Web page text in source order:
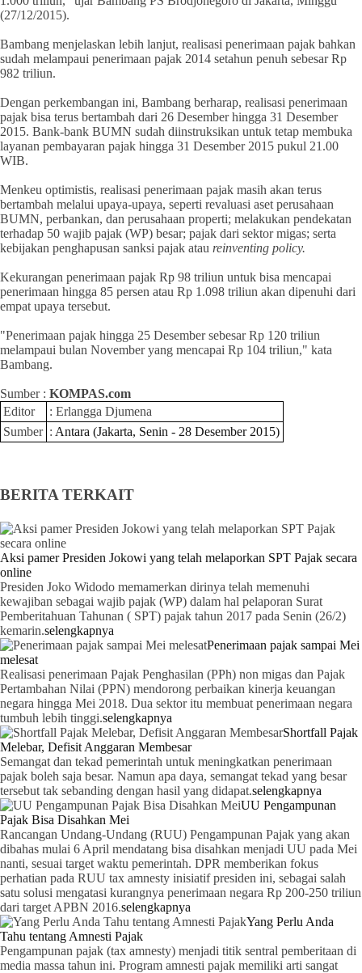
(27/12/2015).
Bambang menjelaskan lebih lanjut, realisasi penerimaan pajak bahkan
sudah melampaui penerimaan pajak 2014 setahun penuh sebesar Rp
982 triliun.
Dengan perkembangan ini, Bambang berharap, realisasi penerimaan
pajak bisa terus bertambah dari 26 Desember hingga 31 Desember
2015. Bank-bank BUMN sudah diinstruksikan untuk tetap membuka
layanan pembayaran pajak hingga 31 Desember 2015 pukul 21.00
WIB.
Menkeu optimistis, realisasi penerimaan pajak masih akan terus
bertambah melalui upaya-upaya, seperti revaluasi aset perusahaan
BUMN, perbankan, dan perusahaan properti; melakukan pendekatan
terhadap 50 wajib pajak (WP) besar; pajak dari sektor migas; serta
kebijakan penghapusan sanksi pajak atau reinventing policy.
Kekurangan penerimaan pajak Rp 98 triliun untuk bisa mencapai
penerimaan hingga 85 persen atau Rp 1.098 triliun akan dipenuhi dari
empat upaya tersebut.
"Penerimaan pajak hingga 25 Desember sebesar Rp 120 triliun
melampaui bulan November yang mencapai Rp 104 triliun," kata
Bambang.
Sumber : KOMPAS.com
Editor
: Erlangga Djumena
Sumber : Antara (Jakarta, Senin - 28 Desember 2015)
BERITA TERKAIT
Aksi pamer Presiden Jokowi yang telah melaporkan SPT Pajak secara
online
Presiden Joko Widodo memamerkan dirinya telah memenuhi
kewajiban sebagai wajib pajak (WP) dalam hal pelaporan Surat
Pemberitahuan Tahunan ( SPT) pajak tahun 2017 pada Senin (26/2)
kemarin.selengkapnya
Penerimaan pajak sampai Mei
melesat
Realisasi penerimaan Pajak Penghasilan (PPh) non migas dan Pajak
Pertambahan Nilai (PPN) mendorong perbaikan kinerja keuangan
negara hingga Mei 2018. Dua sektor itu membuat penerimaan negara
tumbuh lebih tinggi.selengkapnya
Shortfall Pajak
Melebar, Defisit Anggaran Membesar
Semangat dan tekad pemerintah untuk meningkatkan penerimaan
pajak boleh saja besar. Namun apa daya, semangat tekad yang besar
tersebut tak sebanding dengan hasil yang didapat.selengkapnya
UU Pengampunan
Pajak Bisa Disahkan Mei
Rancangan Undang-Undang (RUU) Pengampunan Pajak yang akan
dibahas mulai 6 April mendatang bisa disahkan menjadi UU pada Mei
nanti, sesuai target waktu pemerintah. DPR memberikan fokus
perhatian pada RUU tax amnesty inisiatif presiden ini, sebagai salah
satu solusi mengatasi kurangnya penerimaan negara Rp 200-250 triliun
dari target APBN 2016.selengkapnya
Yang Perlu Anda
Tahu tentang Amnesti Pajak
Pengampunan pajak (tax amnesty) menjadi titik sentral pemberitaan di
media massa tahun ini. Program amnesti pajak memiliki arti sangat